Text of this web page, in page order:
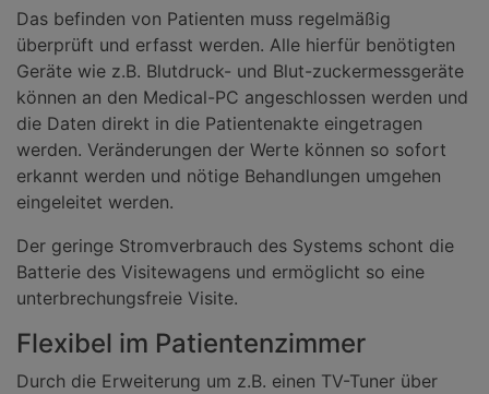
Das befinden von Patienten muss regelmäßig
überprüft und erfasst werden. Alle hierfür benötigten
Geräte wie z.B. Blutdruck- und Blut-zuckermessgeräte
können an den Medical-PC angeschlossen werden und
die Daten direkt in die Patientenakte eingetragen
werden. Veränderungen der Werte können so sofort
erkannt werden und nötige Behandlungen umgehen
eingeleitet werden.
Der geringe Stromverbrauch des Systems schont die
Batterie des Visitewagens und ermöglicht so eine
unterbrechungsfreie Visite.
Flexibel im Patientenzimmer
Durch die Erweiterung um z.B. einen TV-Tuner über